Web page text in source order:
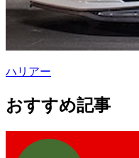
ハリアー
おすすめ記事